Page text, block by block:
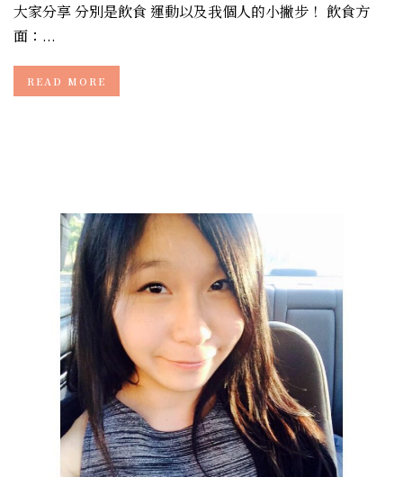
大家分享 分別是飲食 運動以及我個人的小撇步！ 飲食方
面：...
READ MORE